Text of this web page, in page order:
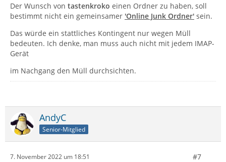
Der Wunsch von tastenkroko einen Ordner zu haben, soll
bestimmt nicht ein gemeinsamer 'Online Junk Ordner' sein.
Das würde ein stattliches Kontingent nur wegen Müll
bedeuten. Ich denke, man muss auch nicht mit jedem IMAP-
Gerät
im Nachgang den Müll durchsichten.
AndyC
Senior-Mitglied
7. November 2022 um 18:51 #7